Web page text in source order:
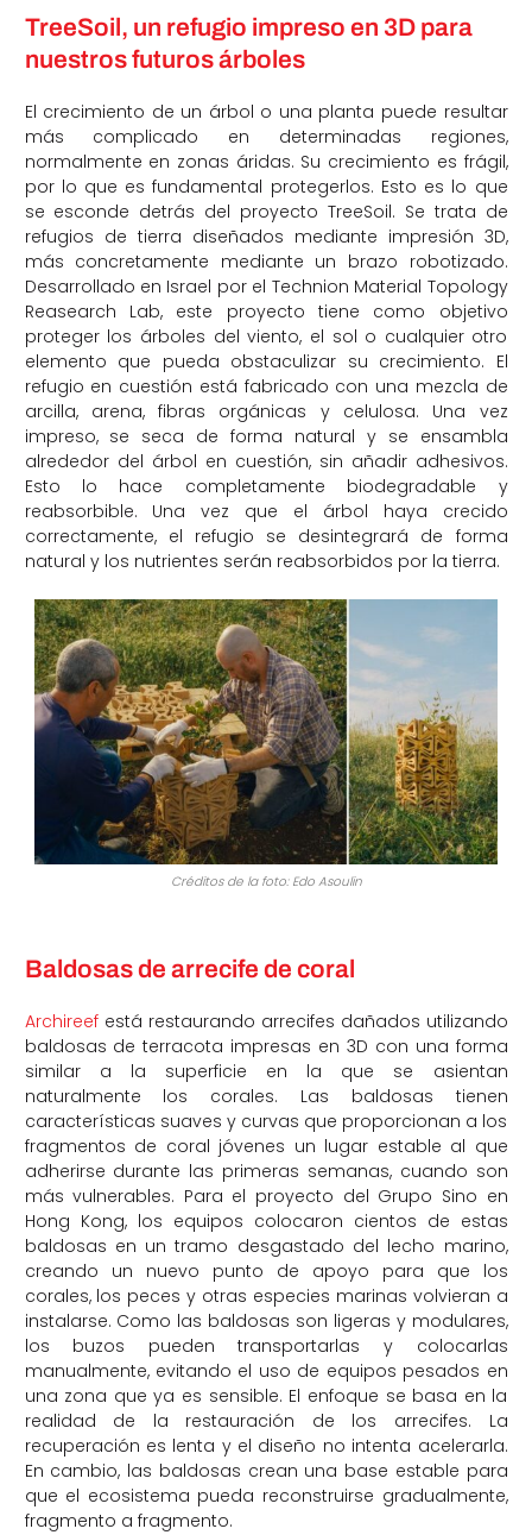
TreeSoil, un refugio impreso en 3D para
nuestros futuros árboles
El crecimiento de un árbol o una planta puede resultar
más complicado en determinadas regiones,
normalmente en zonas áridas. Su crecimiento es frágil,
por lo que es fundamental protegerlos. Esto es lo que
se esconde detrás del proyecto TreeSoil. Se trata de
refugios de tierra diseñados mediante impresión 3D,
más concretamente mediante un brazo robotizado.
Desarrollado en Israel por el Technion Material Topology
Reasearch Lab, este proyecto tiene como objetivo
proteger los árboles del viento, el sol o cualquier otro
elemento que pueda obstaculizar su crecimiento. El
refugio en cuestión está fabricado con una mezcla de
arcilla, arena, fibras orgánicas y celulosa. Una vez
impreso, se seca de forma natural y se ensambla
alrededor del árbol en cuestión, sin añadir adhesivos.
Esto lo hace completamente biodegradable y
reabsorbible. Una vez que el árbol haya crecido
correctamente, el refugio se desintegrará de forma
natural y los nutrientes serán reabsorbidos por la tierra.
Créditos de la foto: Edo Asoulin
Baldosas de arrecife de coral
Archireefestá restaurando arrecifes dañados utilizando
baldosas de terracota impresas en 3D con una forma
similar a la superficie en la que se asientan
naturalmente los corales. Las baldosas tienen
características suaves y curvas que proporcionan a los
fragmentos de coral jóvenes un lugar estable al que
adherirse durante las primeras semanas, cuando son
más vulnerables. Para el proyecto del Grupo Sino en
Hong Kong, los equipos colocaron cientos de estas
baldosas en un tramo desgastado del lecho marino,
creando un nuevo punto de apoyo para que los
corales, los peces y otras especies marinas volvieran a
instalarse. Como las baldosas son ligeras y modulares,
los buzos pueden transportarlas y colocarlas
manualmente, evitando el uso de equipos pesados en
una zona que ya es sensible. El enfoque se basa en la
realidad de la restauración de los arrecifes. La
recuperación es lenta y el diseño no intenta acelerarla.
En cambio, las baldosas crean una base estable para
que el ecosistema pueda reconstruirse gradualmente,
fragmento a fragmento.